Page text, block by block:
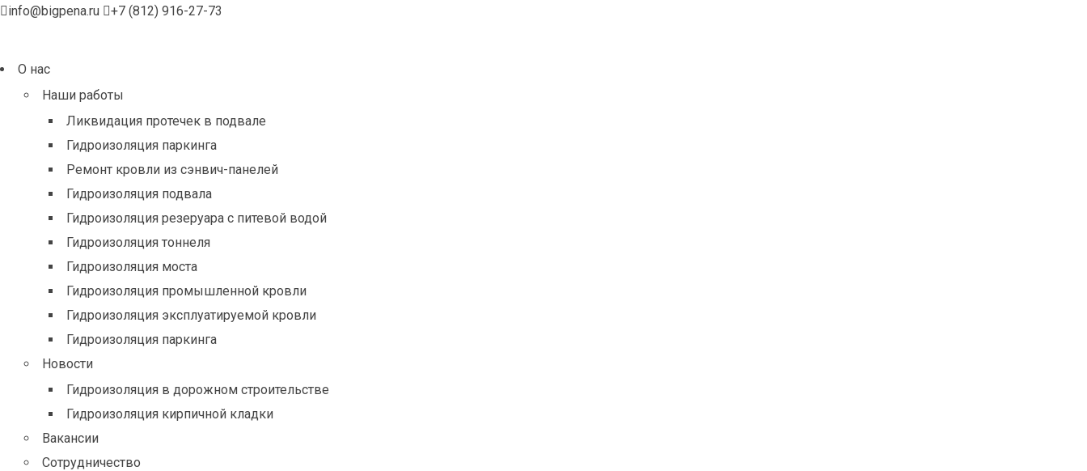
info@bigpena.ru +7 (812) 916-27-73
О нас
Наши работы
Ликвидация протечек в подвале
Гидроизоляция паркинга
Ремонт кровли из сэнвич-панелей
Гидроизоляция подвала
Гидроизоляция резеруара с питевой водой
Гидроизоляция тоннеля
Гидроизоляция моста
Гидроизоляция промышленной кровли
Гидроизоляция эксплуатируемой кровли
Гидроизоляция паркинга
Новости
Гидроизоляция в дорожном строительстве
Гидроизоляция кирпичной кладки
Вакансии
Сотрудничество